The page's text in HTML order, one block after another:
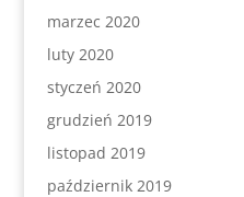
marzec 2020
luty 2020
styczeń 2020
grudzień 2019
listopad 2019
październik 2019